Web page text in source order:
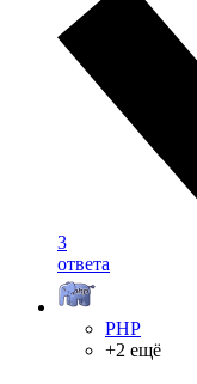
3
ответа
PHP
+2 ещё